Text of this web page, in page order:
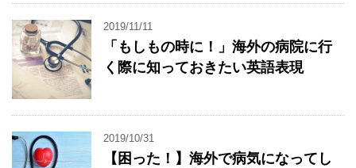
2019/11/11
「もしもの時に！」海外の病院に行
く際に知っておきたい英語表現
2019/10/31
【困った！】海外で病気になってし